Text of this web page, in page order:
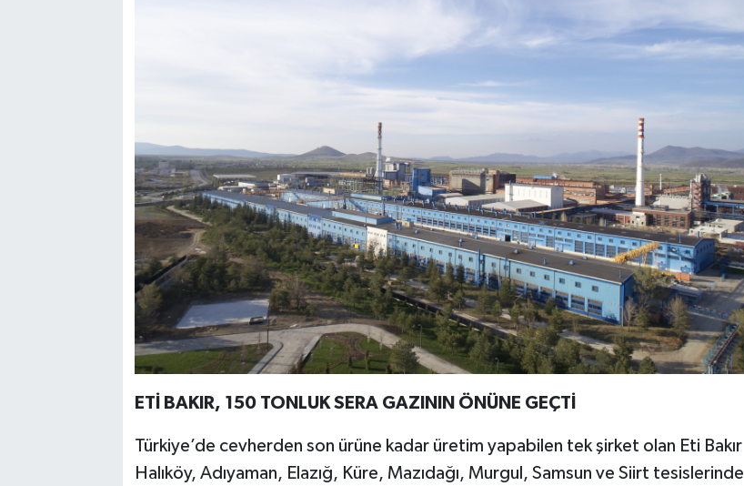
ETİ BAKIR, 150 TONLUK SERA GAZININ ÖNÜNE GEÇTİ
Türkiye’de cevherden son ürüne kadar üretim yapabilen tek şirket olan Eti Bakır
Halıköy, Adıyaman, Elazığ, Küre, Mazıdağı, Murgul, Samsun ve Siirt tesislerinde